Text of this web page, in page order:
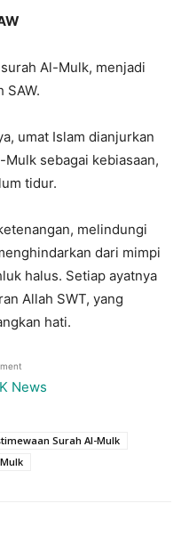
Al-Mulk, menjadi
SAW.
umat Islam dianjurkan
sebagai kebiasaan,
tidur.
melindungi
dari mimpi
halus. Setiap ayatnya
Allah SWT, yang
hati.
Surah Al-Mulk